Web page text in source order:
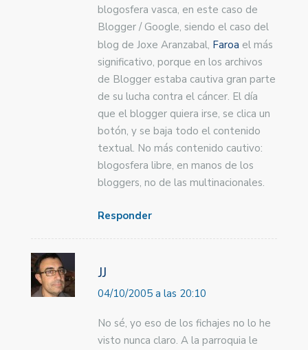
blogosfera vasca, en este caso de
Blogger / Google, siendo el caso del
blog de Joxe Aranzabal, Faroa el más
significativo, porque en los archivos
de Blogger estaba cautiva gran parte
de su lucha contra el cáncer. El día
que el blogger quiera irse, se clica un
botón, y se baja todo el contenido
textual. No más contenido cautivo:
blogosfera libre, en manos de los
bloggers, no de las multinacionales.
Responder
JJ
04/10/2005 a las 20:10
No sé, yo eso de los fichajes no lo he
visto nunca claro. A la parroquia le